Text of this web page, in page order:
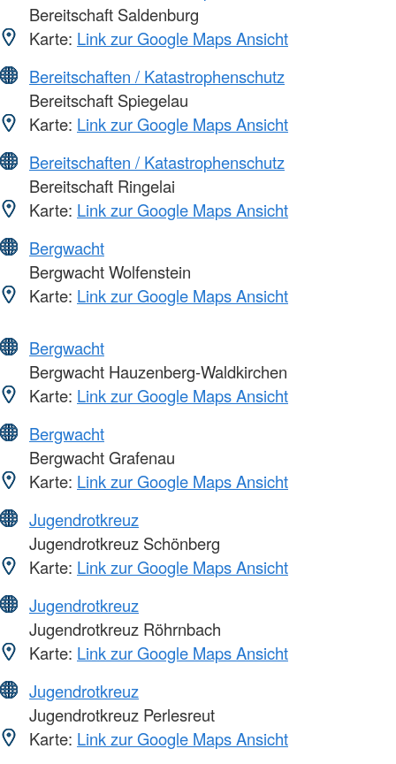
Bereitschaft Saldenburg
Karte: Link zur Google Maps Ansicht
Bereitschaften / Katastrophenschutz
Bereitschaft Spiegelau
Karte: Link zur Google Maps Ansicht
Bereitschaften / Katastrophenschutz
Bereitschaft Ringelai
Karte: Link zur Google Maps Ansicht
Bergwacht
Bergwacht Wolfenstein
Karte: Link zur Google Maps Ansicht
Bergwacht
Bergwacht Hauzenberg-Waldkirchen
Karte: Link zur Google Maps Ansicht
Bergwacht
Bergwacht Grafenau
Karte: Link zur Google Maps Ansicht
Jugendrotkreuz
Jugendrotkreuz Schönberg
Karte: Link zur Google Maps Ansicht
Jugendrotkreuz
Jugendrotkreuz Röhrnbach
Karte: Link zur Google Maps Ansicht
Jugendrotkreuz
Jugendrotkreuz Perlesreut
Karte: Link zur Google Maps Ansicht